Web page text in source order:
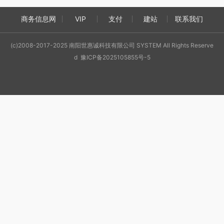
商务信息网 VIP 支付 建站 联系我们
(c)2008-2017-2025 南阳世惠诚科技有限公司 SYSTEM All Rights Reserve
d 豫ICP备2025105855号-5